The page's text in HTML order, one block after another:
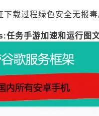
载过程绿色安全无报毒
务手游加速和运行图